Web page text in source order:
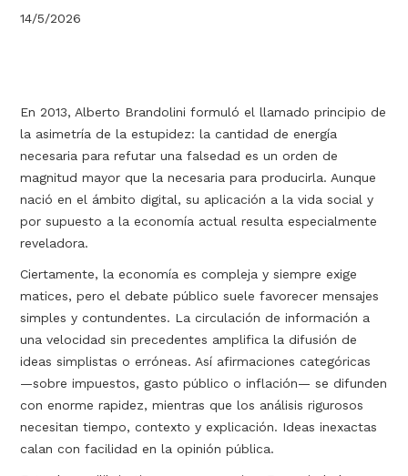
14/5/2026
En 2013, Alberto Brandolini formuló el llamado principio de
la asimetría de la estupidez: la cantidad de energía
necesaria para refutar una falsedad es un orden de
magnitud mayor que la necesaria para producirla. Aunque
nació en el ámbito digital, su aplicación a la vida social y
por supuesto a la economía actual resulta especialmente
reveladora.
Ciertamente, la economía es compleja y siempre exige
matices, pero el debate público suele favorecer mensajes
simples y contundentes. La circulación de información a
una velocidad sin precedentes amplifica la difusión de
ideas simplistas o erróneas. Así afirmaciones categóricas
—sobre impuestos, gasto público o inflación— se difunden
con enorme rapidez, mientras que los análisis rigurosos
necesitan tiempo, contexto y explicación. Ideas inexactas
calan con facilidad en la opinión pública.